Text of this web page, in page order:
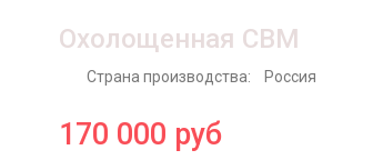
Охолощенная СВМ
Страна производства: Россия
170 000 руб